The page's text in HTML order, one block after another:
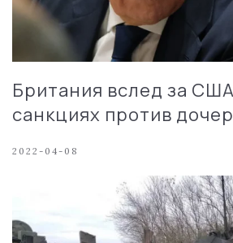
Британия вслед за
санкциях против
2022-04-08